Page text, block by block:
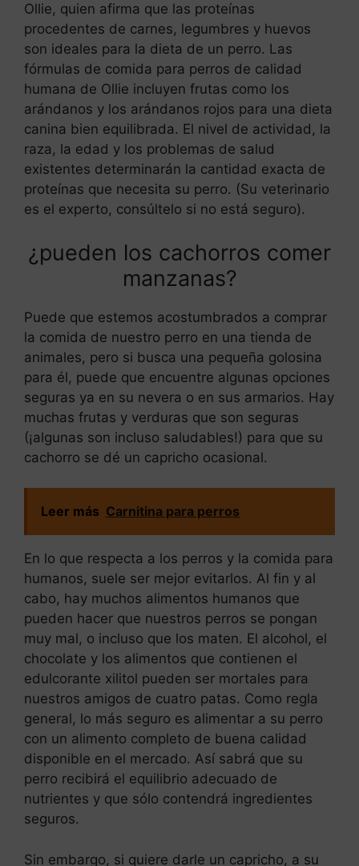
Ollie, quien afirma que las proteínas
procedentes de carnes, legumbres y huevos
son ideales para la dieta de un perro. Las
fórmulas de comida para perros de calidad
humana de Ollie incluyen frutas como los
arándanos y los arándanos rojos para una dieta
canina bien equilibrada. El nivel de actividad, la
raza, la edad y los problemas de salud
existentes determinarán la cantidad exacta de
proteínas que necesita su perro. (Su veterinario
es el experto, consúltelo si no está seguro).
¿pueden los cachorros comer
manzanas?
Puede que estemos acostumbrados a comprar
la comida de nuestro perro en una tienda de
animales, pero si busca una pequeña golosina
para él, puede que encuentre algunas opciones
seguras ya en su nevera o en sus armarios. Hay
muchas frutas y verduras que son seguras
(¡algunas son incluso saludables!) para que su
cachorro se dé un capricho ocasional.
Leer más Carnitina para perros
En lo que respecta a los perros y la comida para
humanos, suele ser mejor evitarlos. Al fin y al
cabo, hay muchos alimentos humanos que
pueden hacer que nuestros perros se pongan
muy mal, o incluso que los maten. El alcohol, el
chocolate y los alimentos que contienen el
edulcorante xilitol pueden ser mortales para
nuestros amigos de cuatro patas. Como regla
general, lo más seguro es alimentar a su perro
con un alimento completo de buena calidad
disponible en el mercado. Así sabrá que su
perro recibirá el equilibrio adecuado de
nutrientes y que sólo contendrá ingredientes
seguros.
Sin embargo, si quiere darle un capricho, a su